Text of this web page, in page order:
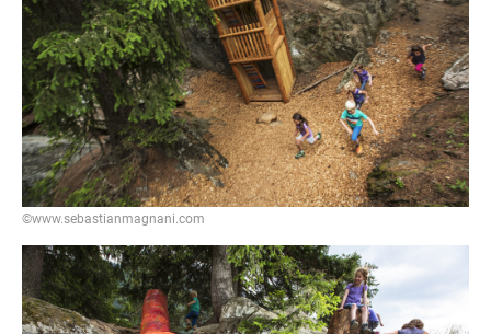
©www.sebastianmagnani.com